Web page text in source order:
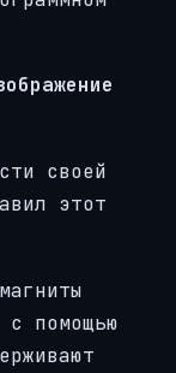
своей
этот
с помощью